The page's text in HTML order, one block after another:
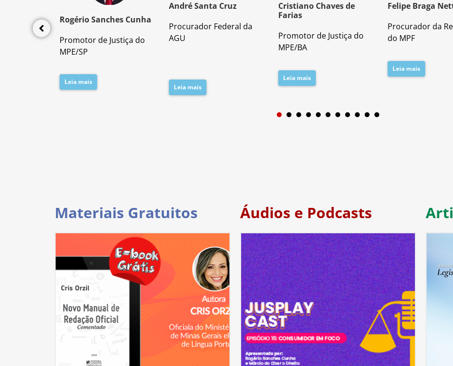
Civil
Rogério Sanches Cunha
Promotor de Justiça do
MPE/SP
Leia mais
André Santa Cruz
Procurador Federal da
AGU
Leia mais
Cristiano Chaves de
Farias
Promotor de Justiça do
MPE/BA
Leia mais
Felipe Braga
Procurador da
do MPF
Leia mais
1 2
Materiais Gratuitos Áudios e Podcasts